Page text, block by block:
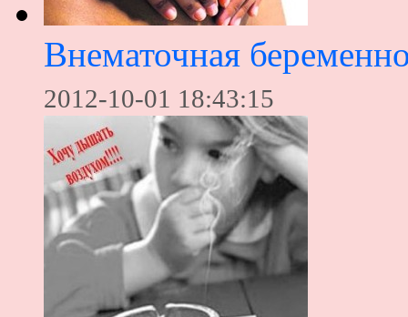
Внематочная
2012-10-01 18:43:15